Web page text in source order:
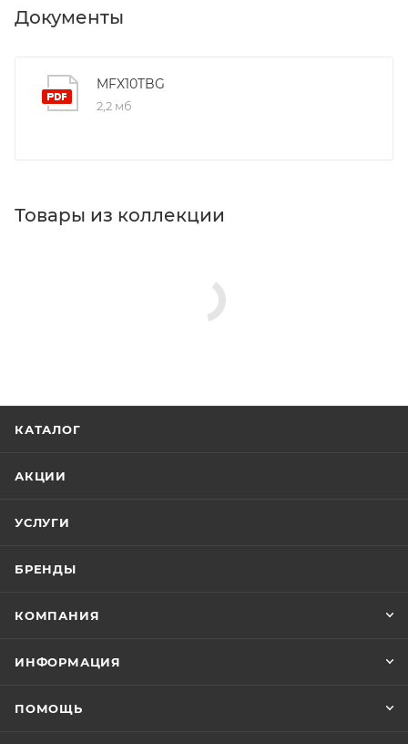
Документы
MFX10TBG
2,2 мб
Товары из коллекции
КАТАЛОГ
АКЦИИ
УСЛУГИ
БРЕНДЫ
КОМПАНИЯ
ИНФОРМАЦИЯ
ПОМОЩЬ